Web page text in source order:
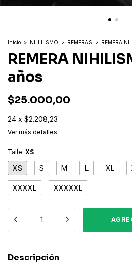
Inicio > NIHILISMO > REMERAS > REMERA
REMERA
años
$25.000,00
24 x $2.208,23
Ver más detalles
Talle: XS
XS S M L XL
XXXXL XXXXXL
Descripción